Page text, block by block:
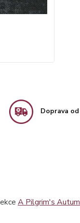
Doprava od
A Pilgrim's